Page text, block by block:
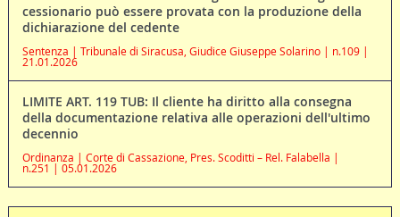
cessionario può essere provata con la produzione della
dichiarazione del cedente
Sentenza | Tribunale di Siracusa, Giudice Giuseppe Solarino | n.109 |
21.01.2026
LIMITE ART. 119 TUB: Il cliente ha diritto alla consegna
della documentazione relativa alle operazioni dell'ultimo
decennio
Ordinanza | Corte di Cassazione, Pres. Scoditti – Rel. Falabella |
n.251 | 05.01.2026